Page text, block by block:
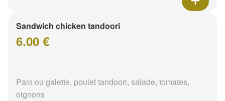
Sandwich chicken tandoori
6.00 €
Pain ou galette, poulet tandoori, salade, tomates,
oignons